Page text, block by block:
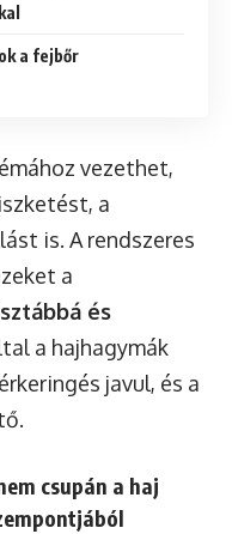
a fejbőr
vezethet,
a
is. A rendszeres
a
és
a hajhagymák
javul, és a
csupán a haj